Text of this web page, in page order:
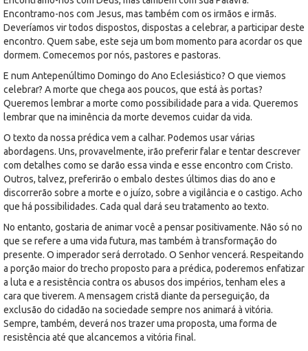
Encontramo-nos com Jesus, mas também com os irmãos e irmãs.
Deveríamos vir todos dispostos, dispostas a celebrar, a participar deste
encontro. Quem sabe, este seja um bom momento para acordar os que
dormem. Comecemos por nós, pastores e pastoras.
E num Antepenúltimo Domingo do Ano Eclesiástico? O que viemos
celebrar? A morte que chega aos poucos, que está às portas?
Queremos lembrar a morte como possibilidade para a vida. Queremos
lembrar que na iminência da morte devemos cuidar da vida.
O texto da nossa prédica vem a calhar. Podemos usar várias
abordagens. Uns, provavelmente, irão preferir falar e tentar descrever
com detalhes como se darão essa vinda e esse encontro com Cristo.
Outros, talvez, preferirão o embalo destes últimos dias do ano e
discorrerão sobre a morte e o juízo, sobre a vigilância e o castigo. Acho
que há possibilidades. Cada qual dará seu tratamento ao texto.
No entanto, gostaria de animar você a pensar positivamente. Não só no
que se refere a uma vida futura, mas também à transformação do
presente. O imperador será derrotado. O Senhor vencerá. Respeitando
a porção maior do trecho proposto para a prédica, poderemos enfatizar
a luta e a resistência contra os abusos dos impérios, tenham eles a
cara que tiverem. A mensagem cristã diante da perseguição, da
exclusão do cidadão na sociedade sempre nos animará à vitória.
Sempre, também, deverá nos trazer uma proposta, uma forma de
resistência até que alcancemos a vitória final.